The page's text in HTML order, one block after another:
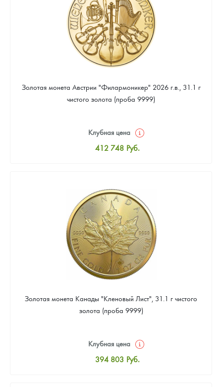
Золотая монета Австрии "Филармоникер" 2026 г.в., 31.1 г
чистого золота (проба 9999)
Клубная цена
412 748 Руб.
Цена выкупа
380 446 Руб.
Золотая монета Канады "Кленовый Лист", 31.1 г чистого
золота (проба 9999)
Клубная цена
394 803 Руб.